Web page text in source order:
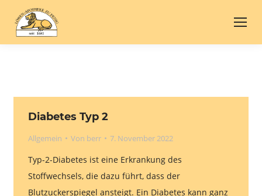
Diabetes Typ 2
Allgemein Von berr 7. November 2022
Typ-2-Diabetes ist eine Erkrankung des
Stoffwechsels, die dazu führt, dass der
Blutzuckerspiegel ansteigt. Ein Diabetes kann ganz